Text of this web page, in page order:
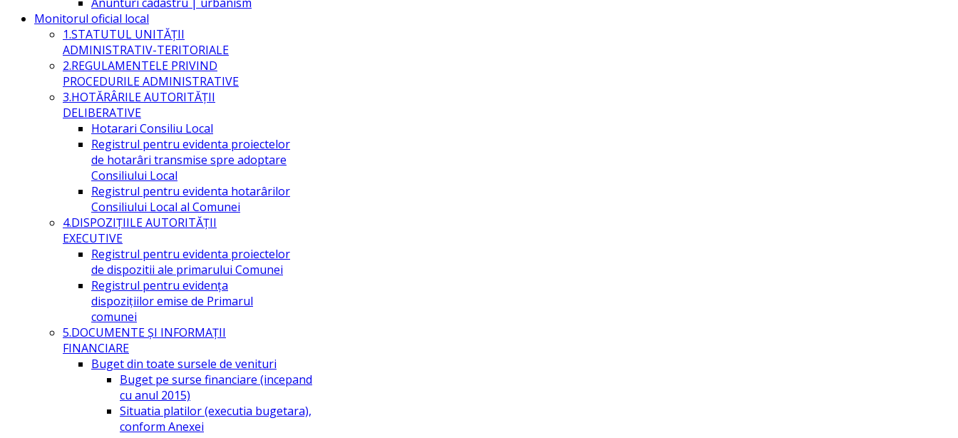
Monitorul oficial local
1.STATUTUL UNITĂŢII
ADMINISTRATIV-TERITORIALE
2.REGULAMENTELE PRIVIND
PROCEDURILE ADMINISTRATIVE
3.HOTĂRÂRILE AUTORITĂŢII
DELIBERATIVE
Hotarari Consiliu Local
Registrul pentru evidenta proiectelor
de hotarâri transmise spre adoptare
Consiliului Local
Registrul pentru evidenta hotarârilor
Consiliului Local al Comunei
4.DISPOZIŢIILE AUTORITĂŢII
EXECUTIVE
Registrul pentru evidenta proiectelor
de dispozitii ale primarului Comunei
Registrul pentru evidența
dispozițiilor emise de Primarul
comunei
5.DOCUMENTE ŞI INFORMAŢII
FINANCIARE
Buget din toate sursele de venituri
Buget pe surse financiare (incepand
cu anul 2015)
Situatia platilor (executia bugetara),
conform Anexei